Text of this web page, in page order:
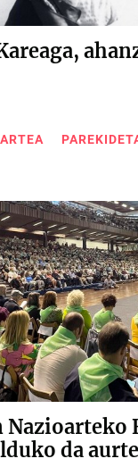
Nazioarteko
da